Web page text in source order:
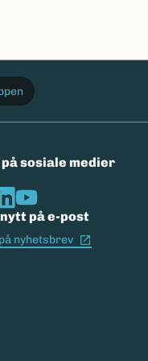
på sosiale medier
på e-post
nyhetsbrev